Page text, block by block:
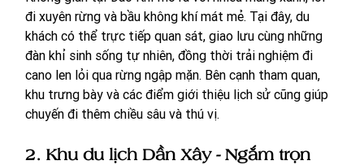
đi xuyên rừng và bầu không khí mát mẻ. Tại đây, du
khách có thể trực tiếp quan sát, giao lưu cùng những
đàn khỉ sinh sống tự nhiên, đồng thời trải nghiệm đi
cano len lỏi qua rừng ngập mặn. Bên cạnh tham quan,
khu trưng bày và các điểm giới thiệu lịch sử cũng giúp
chuyến đi thêm chiều sâu và thú vị.
2. Khu du lịch Dần Xây - Ngắm trọn